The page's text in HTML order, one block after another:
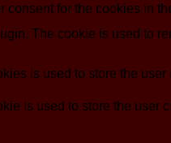
for the cookies in
The cookie is used to
is used to store the
is used to store the user